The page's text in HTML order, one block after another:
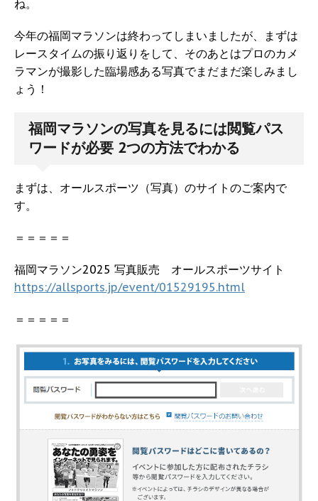
ね。
今年の福岡マラソンは終わってしまいましたが、まずは
レースタイムの振り返りをして、そのあとはプロのカメ
ラマンが撮影した臨場感ある写真でまだまだ楽しみまし
ょう！
福岡マラソンの写真を見るには閲覧パス
ワードが必要 2つの方法でわかる
まずは、オールスポーツ（写真）のサイトのご案内で
す。
＝＝＝＝＝
福岡マラソン2025 写真販売 オールスポーツサイト
https://allsports.jp/event/01529195.html
＝＝＝＝＝